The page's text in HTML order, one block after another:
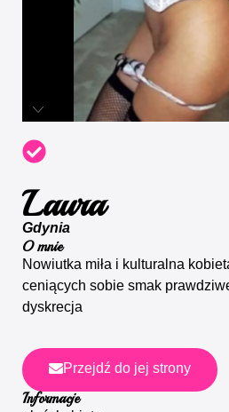
Laura
Gdynia
O mnie
Nowiutka miła i kulturalna
ceniących sobie smak
dyskrecja
Przejdź do jej strony
Informacje